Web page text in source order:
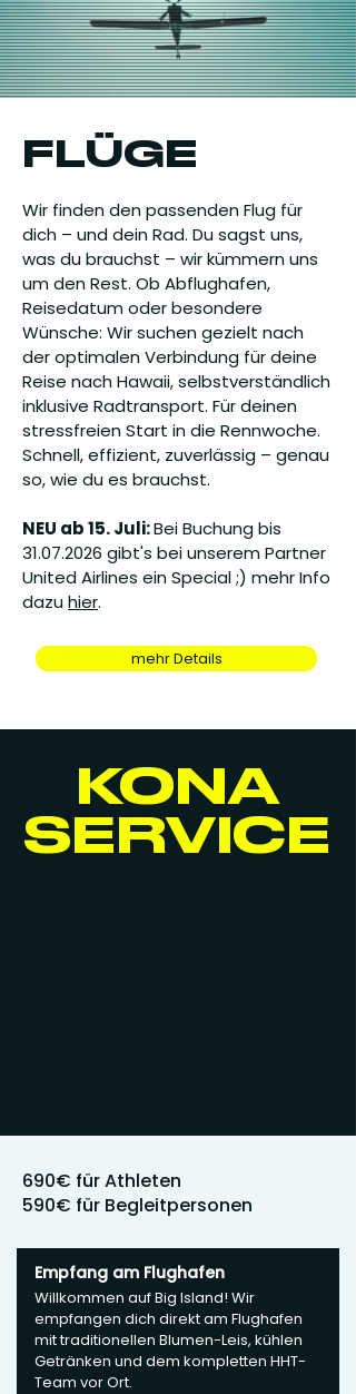
FLÜGE
Wir finden den passenden Flug für
dich – und dein Rad. Du sagst uns,
was du brauchst – wir kümmern uns
um den Rest. Ob Abflughafen,
Reisedatum oder besondere
Wünsche: Wir suchen gezielt nach
der optimalen Verbindung für deine
Reise nach Hawaii, selbstverständlich
inklusive Radtransport. Für deinen
stressfreien Start in die Rennwoche.
Schnell, effizient, zuverlässig – genau
so, wie du es brauchst.
NEU ab 15. Juli:Bei Buchung bis
31.07.2026 gibt's bei unserem Partner
United Airlines ein Special ;) mehr Info
dazuhier.
mehr Details
KONA
SERVICE
690€ für Athleten
590€ für Begleitpersonen
Empfang am Flughafen
Willkommen auf Big Island! Wir
empfangen dich direkt am Flughafen
mit traditionellen Blumen-Leis, kühlen
Getränken und dem kompletten HHT-
Team vor Ort.